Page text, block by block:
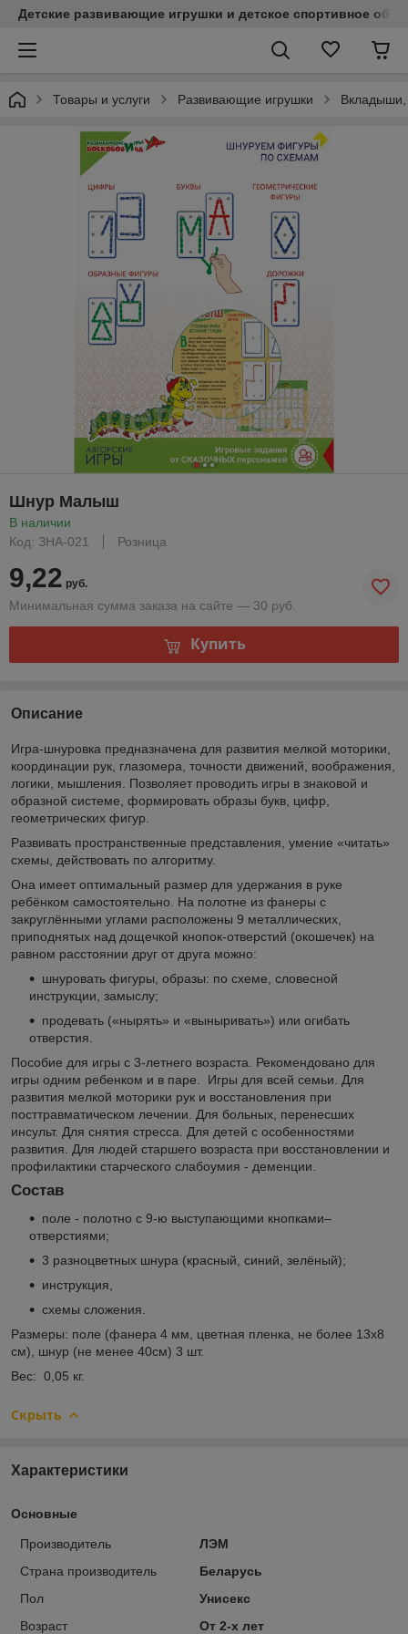
Детские развивающие игрушки и детское спортивное
Товары и услуги Развивающие игрушки Вкладыши,
Шнур Малыш
В наличии
Код: ЗНА-021
Розница
9,22 руб.
Минимальная сумма заказа на сайте — 30 руб.
Купить
Описание
Игра-шнуровка предназначена для развития мелкой моторики,
координации рук, глазомера, точности движений, воображения,
логики, мышления. Позволяет проводить игры в знаковой и
образной системе, формировать образы букв, цифр,
геометрических фигур.
Развивать пространственные представления, умение «читать»
схемы, действовать по алгоритму.
Она имеет оптимальный размер для удержания в руке
ребёнком самостоятельно. На полотне из фанеры с
закруглёнными углами расположены 9 металлических,
приподнятых над дощечкой кнопок-отверстий (окошечек) на
равном расстоянии друг от друга можно:
шнуровать фигуры, образы: по схеме, словесной
инструкции, замыслу;
продевать («нырять» и «выныривать») или огибать
отверстия.
Пособие для игры с 3-летнего возраста. Рекомендовано для
игры одним ребенком и в паре. Игры для всей семьи. Для
развития мелкой моторики рук и восстановления при
посттравматическом лечении. Для больных, перенесших
инсульт. Для снятия стресса. Для детей с особенностями
развития. Для людей старшего возраста при восстановлении и
профилактики старческого слабоумия - деменции.
Состав
поле - полотно с 9-ю выступающими кнопками–
отверстиями;
3 разноцветных шнура (красный, синий, зелёный);
инструкция,
схемы сложения.
Размеры: поле (фанера 4 мм, цветная пленка, не более 13х8
см), шнур (не менее 40см) 3 шт.
Вес: 0,05 кг.
Скрыть
Характеристики
Основные
Производитель
ЛЭМ
Страна производитель
Беларусь
Пол
Унисекс
Возраст
От 2-х лет